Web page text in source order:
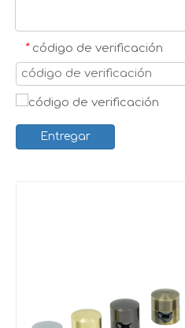
* código de verificación
Entregar